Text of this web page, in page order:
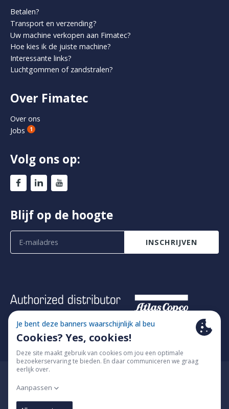
Betalen?
Transport en verzending?
Uw machine verkopen aan Fimatec?
Hoe kies ik de juiste machine?
Interessante links?
Luchtgommen of zandstralen?
Over Fimatec
Over ons
Jobs
1
Volg ons op:
Blijf op de hoogte
INSCHRIJVEN
© 2026 Fimatec
Privacy Policy en cookie policy
Verander cookie-instellingen